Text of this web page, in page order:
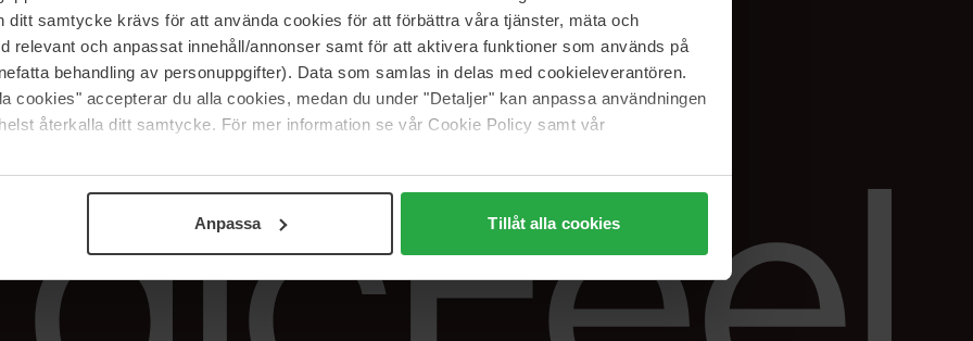
ditt samtycke krävs för att använda cookies för att förbättra våra tjänster, mäta och
relevant och anpassat innehåll/annonser samt för att aktivera funktioner som används på
behandling av personuppgifter). Data som samlas in delas med cookieleverantören.
cookies" accepterar du alla cookies, medan du under "Detaljer" kan anpassa användningen
återkalla ditt samtycke. För mer information se vår Cookie Policy samt vår
Anpassa Tillåt alla cookies
The Beauty Edit
Jobb hos oss
Samarbeidspartner
Spor bestillingen min
Retur og reklamasjon
Blush har blitt
Nordicfeel
Instagram
Linkedin